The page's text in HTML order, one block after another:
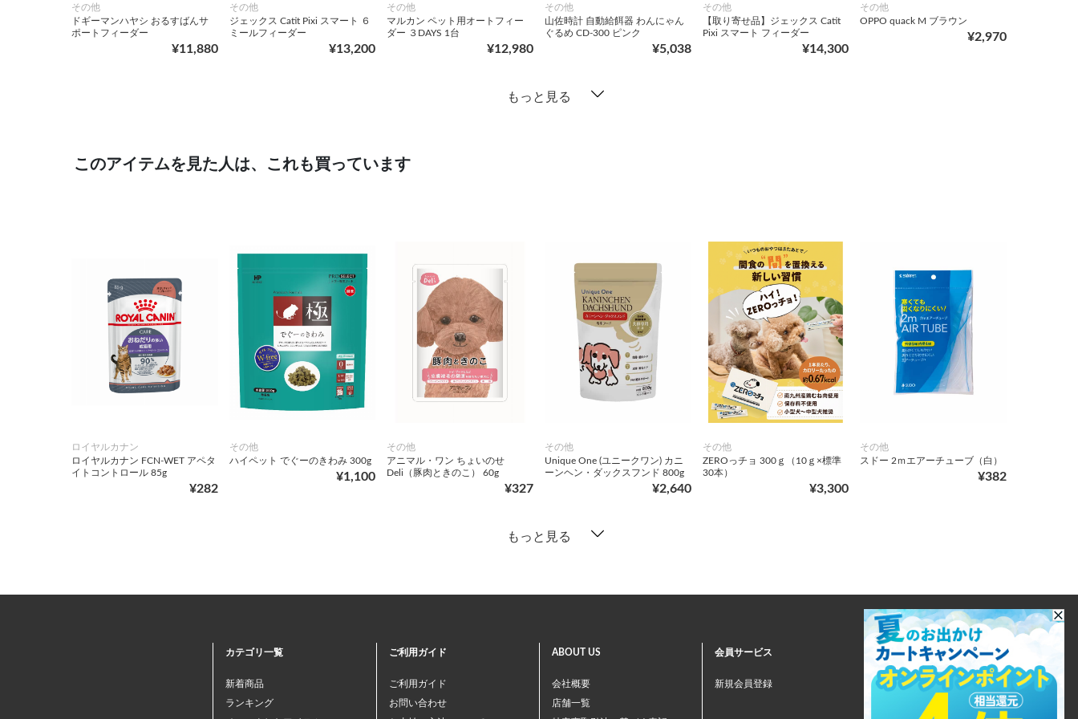
その他
ドギーマンハヤシ おるすばんサ
ポートフィーダー
¥11,880
その他
ジェックス Catit Pixi スマート ６
ミールフィーダー
¥13,200
その他
マルカン ペット用オートフィー
ダー ３DAYS 1台
¥12,980
その他
山佐時計 自動給餌器 わんにゃん
ぐるめ CD-300 ピンク
¥5,038
その他
【取り寄せ品】ジェックス Catit
Pixi スマート フィーダー
¥14,300
その他
OPPO quack M ブラウン
¥2,970
もっと見る
このアイテムを見た人は、これも買っています
ロイヤルカナン
ロイヤルカナン FCN-WET アペタ
イトコントロール 85g
¥282
その他
ハイペット でぐーのきわみ 300g
¥1,100
その他
アニマル・ワン ちょいのせ
Deli（豚肉ときのこ） 60g
¥327
その他
Unique One (ユニークワン) カニ
ーンヘン・ダックスフンド 800g
¥2,640
その他
ZEROっチョ 300ｇ（10ｇ×標準
30本）
¥3,300
その他
スドー 2ｍエアーチューブ（白）
¥382
もっと見る
カテゴリ一覧
新着商品
ランキング
ご利用ガイド
ご利用ガイド
お問い合わせ
ABOUT US
会社概要
店舗一覧
会員サービス
新規会員登録